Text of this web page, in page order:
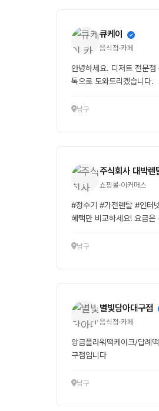
큐케이
음식점·카페
안녕하세요. 디저트 전문점 큐케이입니다. 예약은 채널 카
톡으로 도와드리겠습니다.
남구
주식회사 대박렌
쇼핑몰·이커머스
#정수기 #가전렌탈 #인터
혜택만 비교하세요! 요금은
남구
별빛담아대구점
음식점·카페
앙금플라워떡케이크/답례
구점입니다
남구